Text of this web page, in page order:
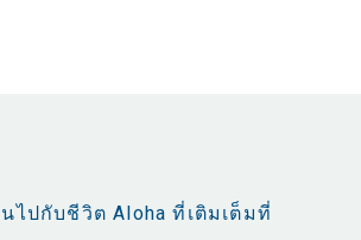
ไปกับชีวิต Aloha ที่เติมเต็มที่